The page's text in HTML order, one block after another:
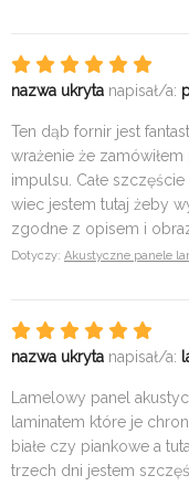
nazwa ukryta napisał/a:
Ten dąb fornir jest
wrażenie że
impulsu. Całe
wiec jestem tutaj żeby
zgodne z opisem i
Dotyczy: Akustyczne panele
nazwa ukryta napisał/a:
Lamelowy panel
laminatem które je
białe czy piankowe a
trzech dni jestem